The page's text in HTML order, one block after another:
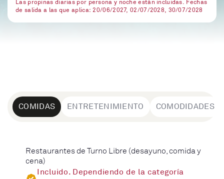
Las propinas diarias por persona y noche están incluidas. Fechas
de salida a las que aplica: 20/06/2027, 02/07/2028, 30/07/2028
COMIDAS ENTRETENIMIENTO COMODIDADES
Restaurantes de Turno Libre (desayuno, comida y
cena)
Incluido. Dependiendo de la categoría